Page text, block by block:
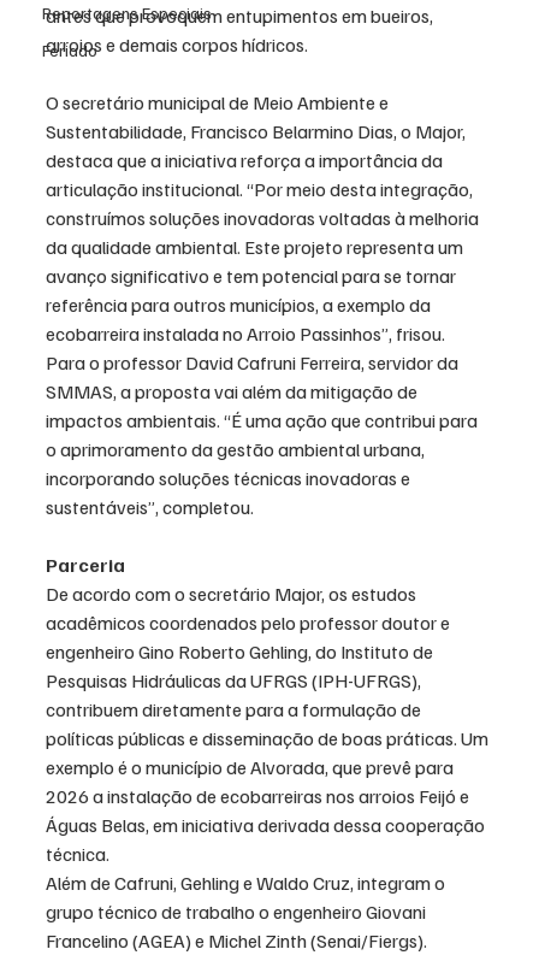
Reportagens Especiais
Feriado
antes que provoquem entupimentos em bueiros,
arroios e demais corpos hídricos.
O secretário municipal de Meio Ambiente e
Sustentabilidade, Francisco Belarmino Dias, o Major,
destaca que a iniciativa reforça a importância da
articulação institucional. “Por meio desta integração,
construímos soluções inovadoras voltadas à melhoria
da qualidade ambiental. Este projeto representa um
avanço significativo e tem potencial para se tornar
referência para outros municípios, a exemplo da
ecobarreira instalada no Arroio Passinhos”, frisou.
Para o professor David Cafruni Ferreira, servidor da
SMMAS, a proposta vai além da mitigação de
impactos ambientais. “É uma ação que contribui para
o aprimoramento da gestão ambiental urbana,
incorporando soluções técnicas inovadoras e
sustentáveis”, completou.
Parceria
De acordo com o secretário Major, os estudos
acadêmicos coordenados pelo professor doutor e
engenheiro Gino Roberto Gehling, do Instituto de
Pesquisas Hidráulicas da UFRGS (IPH-UFRGS),
contribuem diretamente para a formulação de
políticas públicas e disseminação de boas práticas. Um
exemplo é o município de Alvorada, que prevê para
2026 a instalação de ecobarreiras nos arroios Feijó e
Águas Belas, em iniciativa derivada dessa cooperação
técnica.
Além de Cafruni, Gehling e Waldo Cruz, integram o
grupo técnico de trabalho o engenheiro Giovani
Francelino (AGEA) e Michel Zinth (Senai/Fiergs).